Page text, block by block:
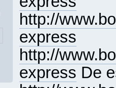
http://
express
http://
express De